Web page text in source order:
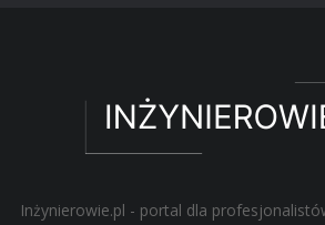
Inżynierowie.pl - portal dla